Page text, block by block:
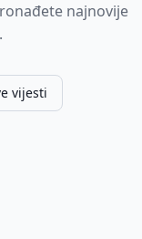
najnovije
vijesti